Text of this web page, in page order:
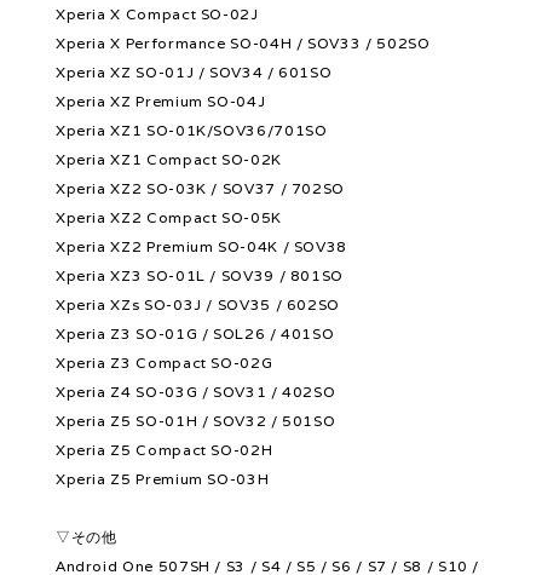
Xperia X Compact SO-02J
Xperia X Performance SO-04H / SOV33 / 502SO
Xperia XZ SO-01J / SOV34 / 601SO
Xperia XZ Premium SO-04J
Xperia XZ1 SO-01K/SOV36/701SO
Xperia XZ1 Compact SO-02K
Xperia XZ2 SO-03K / SOV37 / 702SO
Xperia XZ2 Compact SO-05K
Xperia XZ2 Premium SO-04K / SOV38
Xperia XZ3 SO-01L / SOV39 / 801SO
Xperia XZs SO-03J / SOV35 / 602SO
Xperia Z3 SO-01G / SOL26 / 401SO
Xperia Z3 Compact SO-02G
Xperia Z4 SO-03G / SOV31 / 402SO
Xperia Z5 SO-01H / SOV32 / 501SO
Xperia Z5 Compact SO-02H
Xperia Z5 Premium SO-03H
▽その他
Android One 507SH / S3 / S4 / S5 / S6 / S7 / S8 / S10 /